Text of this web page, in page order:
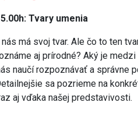
Tvary umenia
má svoj tvar. Ale čo to ten
aj prírodné? Aký je
naučí rozpoznávať a správne
sa pozrieme na
aj vďaka našej predstavivosti.